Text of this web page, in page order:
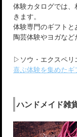
体験カタログでは
きます。
体験専門のギフトと
陶芸体験やヨガなど
▷ソウ・エクスペ
喜ぶ体験を集めたギ
ハンドメイド雑